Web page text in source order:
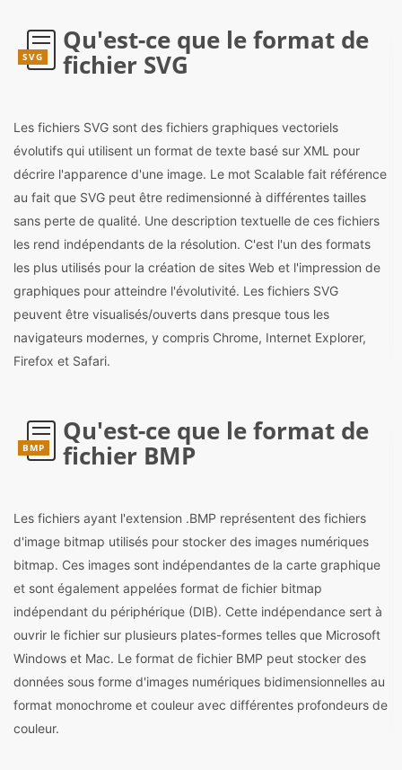
SVG
Qu'est-ce que le format de
fichier SVG
Les fichiers SVG sont des fichiers graphiques vectoriels
évolutifs qui utilisent un format de texte basé sur XML pour
décrire l'apparence d'une image. Le mot Scalable fait référence
au fait que SVG peut être redimensionné à différentes tailles
sans perte de qualité. Une description textuelle de ces fichiers
les rend indépendants de la résolution. C'est l'un des formats
les plus utilisés pour la création de sites Web et l'impression de
graphiques pour atteindre l'évolutivité. Les fichiers SVG
peuvent être visualisés/ouverts dans presque tous les
navigateurs modernes, y compris Chrome, Internet Explorer,
Firefox et Safari.
BMP
Qu'est-ce que le format de
fichier BMP
Les fichiers ayant l'extension .BMP représentent des fichiers
d'image bitmap utilisés pour stocker des images numériques
bitmap. Ces images sont indépendantes de la carte graphique
et sont également appelées format de fichier bitmap
indépendant du périphérique (DIB). Cette indépendance sert à
ouvrir le fichier sur plusieurs plates-formes telles que Microsoft
Windows et Mac. Le format de fichier BMP peut stocker des
données sous forme d'images numériques bidimensionnelles au
format monochrome et couleur avec différentes profondeurs de
couleur.